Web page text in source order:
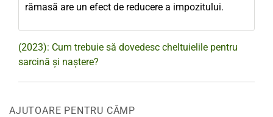
rămasă are un efect de reducere a impozitului.
(2023): Cum trebuie să dovedesc cheltuielile pentru
sarcină și naștere?
AJUTOARE PENTRU CÂMP